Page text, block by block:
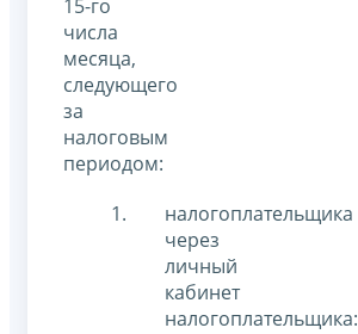
15-го
числа
месяца,
следующего
за
налоговым
периодом:
налогоплательщика
через
личный
кабинет
налогоплательщика: